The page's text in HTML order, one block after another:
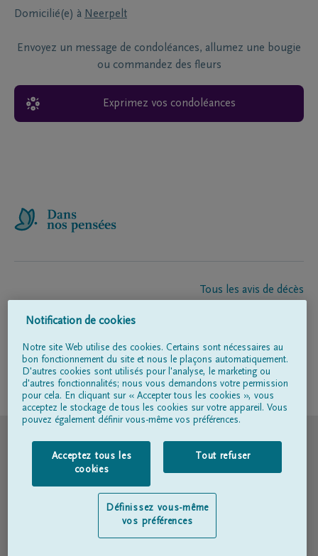
Domicilié(e) à Neerpelt
Envoyez un message de condoléances, allumez une bougie
ou commandez des fleurs
Exprimez vos condoléances
Tous les avis de décès
Entrepreneur de pompes funèbres
Suivez-nous sur
Conditions d'utilisation
Déclaration relative à la vie privée
Déclaration d’accessibilité
Notification de cookies
Notre site Web utilise des cookies. Certains sont nécessaires au
bon fonctionnement du site et nous le plaçons automatiquement.
D'autres cookies sont utilisés pour l'analyse, le marketing ou
d'autres fonctionnalités; nous vous demandons votre permission
pour cela. En cliquant sur « Accepter tous les cookies », vous
acceptez le stockage de tous les cookies sur votre appareil. Vous
pouvez également définir vous-même vos préférences.
Acceptez tous les
cookies
Tout refuser
Définissez vous-même
vos préférences